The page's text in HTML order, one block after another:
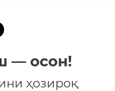
— осон!
ҳозироқ